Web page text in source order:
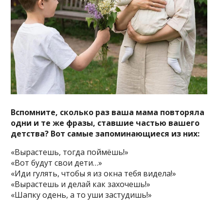
Вспомните, сколько раз ваша мама повторяла
одни и те же фразы, ставшие частью вашего
детства? Вот самые запоминающиеся из них:
«Вырастешь, тогда поймёшь!»
«Вот будут свои дети…»
«Иди гулять, чтобы я из окна тебя видела!»
«Вырастешь и делай какзахочешь!»
«Шапку одень, а то уши застудишь!»